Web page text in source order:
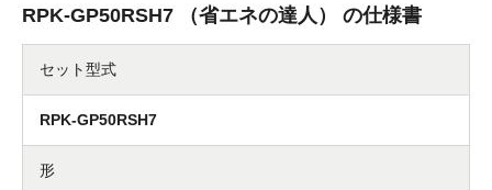
RPK-GP50RSH7 （省エネの達人） の仕様書
セット型式
RPK-GP50RSH7
形